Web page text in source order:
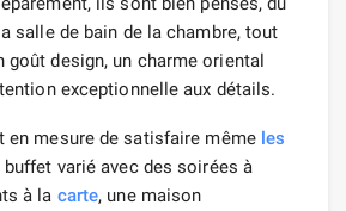
salle de bain de la chambre, tout
goût design, un charme oriental
exceptionnelle aux détails.
en mesure de satisfaire même les
buffet varié avec des soirées à
à la carte, une maison